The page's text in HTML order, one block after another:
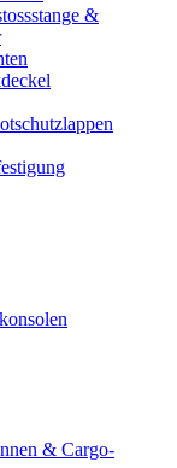
&
& Cargo-